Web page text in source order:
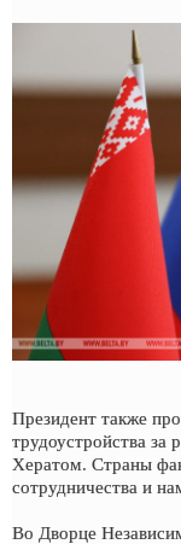
Президент также
трудоустройства
Хератом. Страны
сотрудничества и
Во Дворце